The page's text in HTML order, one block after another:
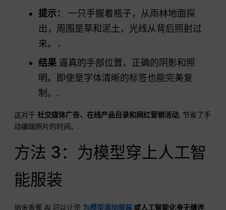
提示：
一只手握着瓶子，从雨林地面探
出，周围是草和泥土，光线从背后照射过
来。.
结果 逼真的手部位置、正确的阴影和照
明。即使是字体清晰的标签也能完美复
制。.
这对于社交媒体广告、在线产品目录和网红营销活动 , 节省了手
动编辑照片的时间。.
方法 3：为模型穿上人工智
能服装
纳米香蕉 AI 可以让您 为模型添加服装 或人工智能化身无缝连